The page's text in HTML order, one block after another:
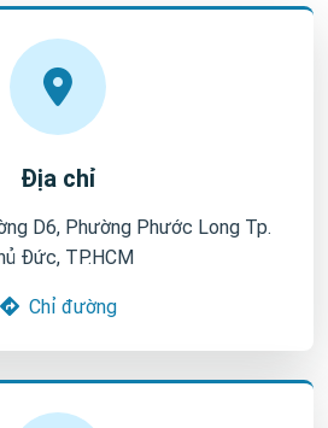
Địa chỉ
D6, Phường Phước Long Tp.
Đức, TP.HCM
Chỉ đường